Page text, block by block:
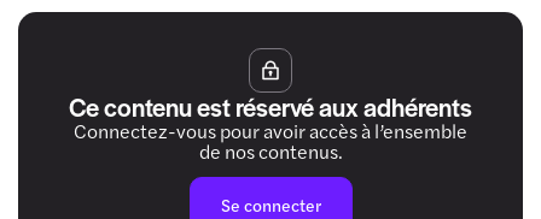
Ce contenu est réservé aux adhérents
Connectez-vous pour avoir accès à l’ensemble
de nos contenus.
Se connecter